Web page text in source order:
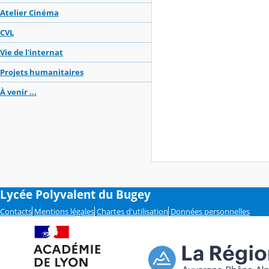
Atelier Cinéma
CVL
Vie de l'internat
Projets humanitaires
À venir ...
Lycée Polyvalent du Bugey
Contacts Mentions légales Chartes d'utilisation Données personnelles